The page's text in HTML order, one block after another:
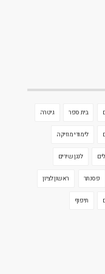
בית ספר גיטרה
לימודי מוזיקה
לנגן שירים
פסנתר ראשון לציון
תיפוף